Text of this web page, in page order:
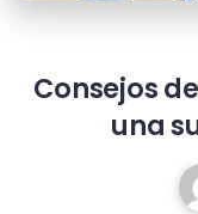
Consejos
una